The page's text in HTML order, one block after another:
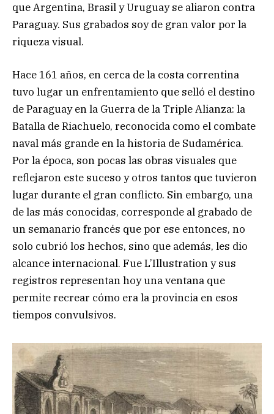
que Argentina, Brasil y Uruguay se aliaron contra
Paraguay. Sus grabados soy de gran valor por la
riqueza visual.
Hace 161 años, en cerca de la costa correntina
tuvo lugar un enfrentamiento que selló el destino
de Paraguay en la Guerra de la Triple Alianza: la
Batalla de Riachuelo, reconocida como el combate
naval más grande en la historia de Sudamérica.
Por la época, son pocas las obras visuales que
reflejaron este suceso y otros tantos que tuvieron
lugar durante el gran conflicto. Sin embargo, una
de las más conocidas, corresponde al grabado de
un semanario francés que por ese entonces, no
solo cubrió los hechos, sino que además, les dio
alcance internacional. Fue L’Illustration y sus
registros representan hoy una ventana que
permite recrear cómo era la provincia en esos
tiempos convulsivos.